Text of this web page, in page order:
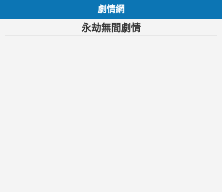
劇情網
永劫無間劇情